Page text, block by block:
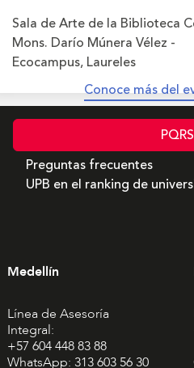
Sala de Arte de la Biblioteca
Mons. Darío Múnera Vélez -
Ecocampus, Laureles
Conoce más del
Preguntas frecuentes
UPB en el ranking de
Medellín
Línea de Asesoría
Integral:
+57 604 448 83 88
WhatsApp: 313 603 56 30